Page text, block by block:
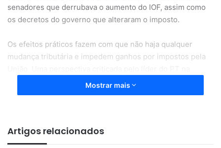
senadores que derrubava o aumento do IOF, assim como
os decretos do governo que alteraram o imposto.
Os efeitos práticos fazem com que não haja qualquer
mudança tributária e impedem ganhos por impostos pela
Câmara, deputado Lindbergh Farias (RJ).
pelo IOF levará o governo a adotar um novo
contingenciamento de gastos em mais de R$ 10 bilhões.
Mostrar mais
Artigos relacionados